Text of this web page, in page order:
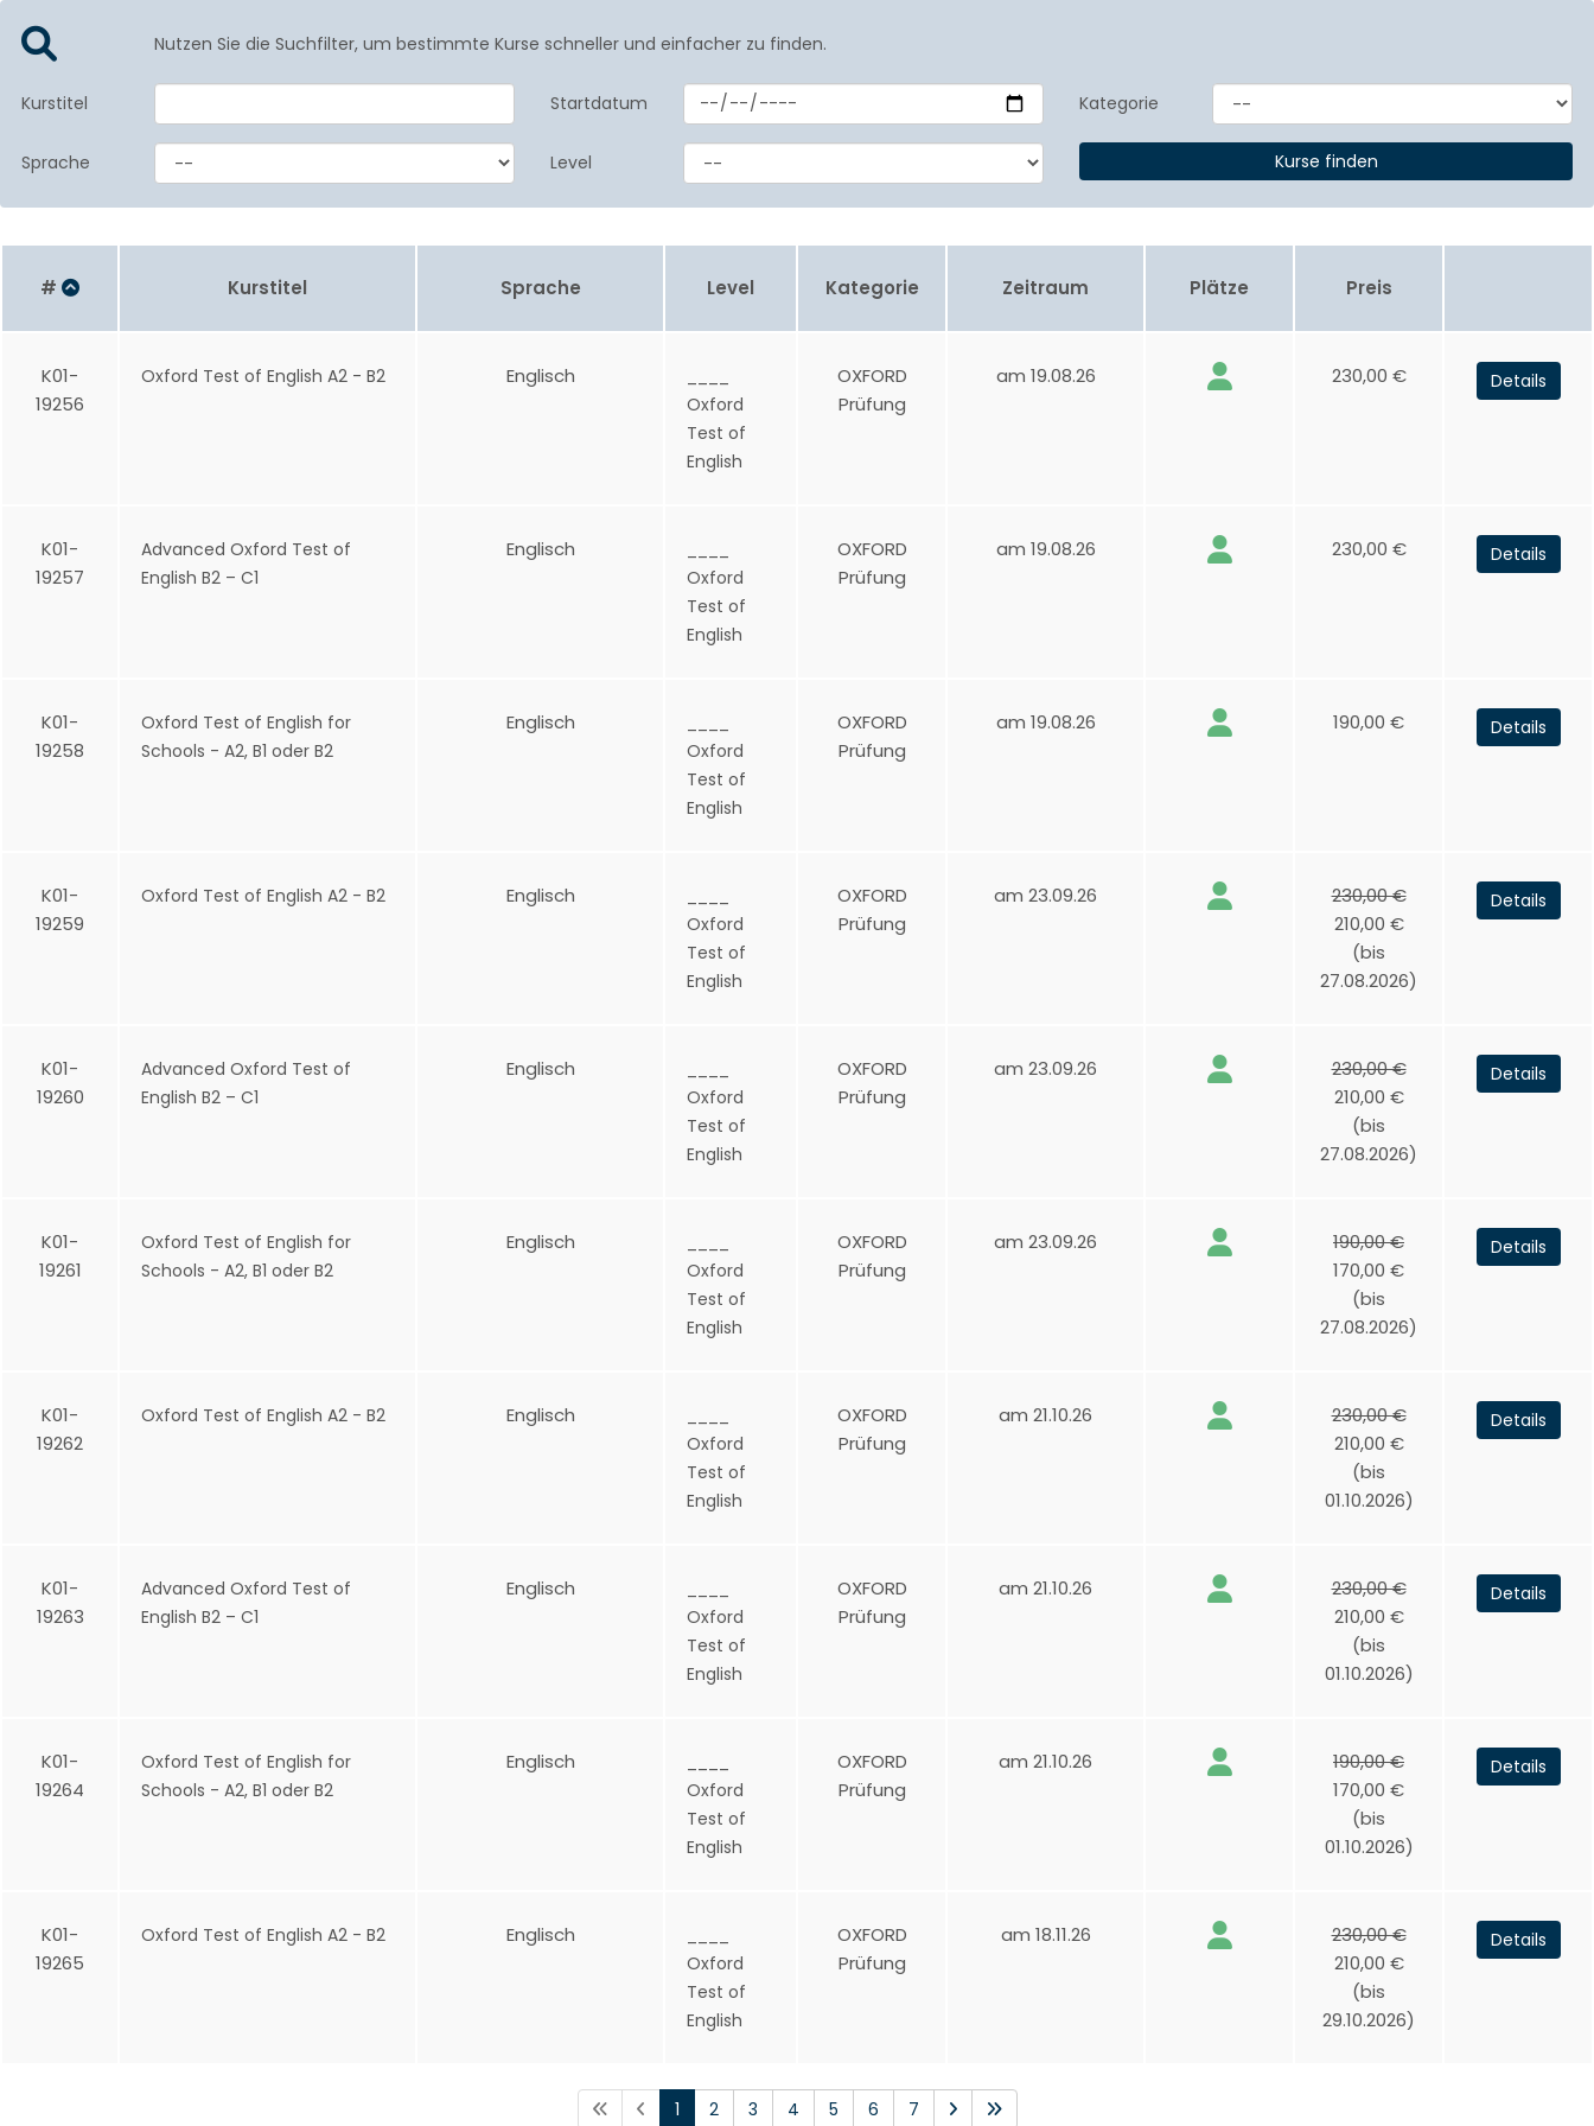
Nutzen Sie die Suchfilter, um bestimmte Kurse schneller und einfacher zu finden.
Kurstitel Startdatum Kategorie
Sprache Level
# Kurstitel Sprache Level Kategorie Zeitraum Plätze Preis
K01-
19256
Oxford Test of English A2 - B2 Englisch
Oxford
Test of
English
OXFORD
Prüfung
am 19.08.26 230,00 € Details
K01-
19257
Advanced Oxford Test of
English B2 – C1
Englisch
Oxford
Test of
English
OXFORD
Prüfung
am 19.08.26 230,00 € Details
K01-
19258
Oxford Test of English for
Schools - A2, B1 oder B2
Englisch
Oxford
Test of
English
OXFORD
Prüfung
am 19.08.26 190,00 € Details
K01-
19259
Oxford Test of English A2 - B2 Englisch
Oxford
Test of
English
OXFORD
Prüfung
am 23.09.26
230,00 €
210,00 €
(bis
27.08.2026)
Details
K01-
19260
Advanced Oxford Test of
English B2 – C1
Englisch
Oxford
Test of
English
OXFORD
Prüfung
am 23.09.26
230,00 €
210,00 €
(bis
27.08.2026)
Details
K01-
19261
Oxford Test of English for
Schools - A2, B1 oder B2
Englisch
Oxford
Test of
English
OXFORD
Prüfung
am 23.09.26
190,00 €
170,00 €
(bis
27.08.2026)
Details
K01-
19262
Oxford Test of English A2 - B2 Englisch
Oxford
Test of
English
OXFORD
Prüfung
am 21.10.26
230,00 €
210,00 €
(bis
01.10.2026)
Details
K01-
19263
Advanced Oxford Test of
English B2 – C1
Englisch
Oxford
Test of
English
OXFORD
Prüfung
am 21.10.26
230,00 €
210,00 €
(bis
01.10.2026)
Details
K01-
19264
Oxford Test of English for
Schools - A2, B1 oder B2
Englisch
Oxford
Test of
English
OXFORD
Prüfung
am 21.10.26
190,00 €
170,00 €
(bis
01.10.2026)
Details
K01-
19265
Oxford Test of English A2 - B2 Englisch
Oxford
Test of
English
OXFORD
Prüfung
am 18.11.26
230,00 €
210,00 €
(bis
29.10.2026)
Details
1 2 3 4 5 6 7